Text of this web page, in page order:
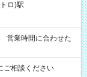
ロ)駅
相談ください